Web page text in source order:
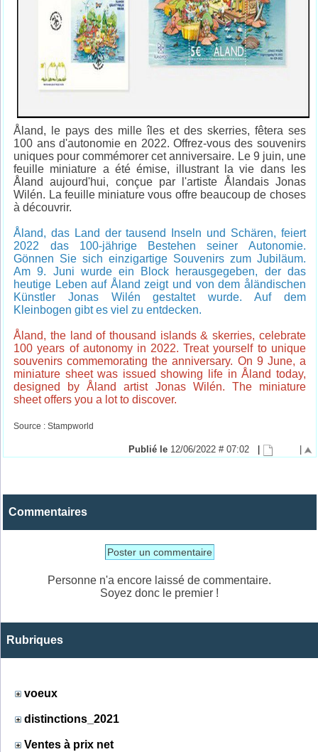
Åland, le pays des mille îles et des skerries, fêtera ses
100 ans d'autonomie en 2022. Offrez-vous des souvenirs
uniques pour commémorer cet anniversaire. Le 9 juin, une
feuille miniature a été émise, illustrant la vie dans les
Åland aujourd'hui, conçue par l'artiste Ålandais Jonas
Wilén. La feuille miniature vous offre beaucoup de choses
à découvrir.
Åland, das Land der tausend Inseln und Schären, feiert
2022 das 100-jährige Bestehen seiner Autonomie.
Gönnen Sie sich einzigartige Souvenirs zum Jubiläum.
Am 9. Juni wurde ein Block herausgegeben, der das
heutige Leben auf Åland zeigt und von dem åländischen
Künstler Jonas Wilén gestaltet wurde. Auf dem
Kleinbogen gibt es viel zu entdecken.
Åland, the land of thousand islands & skerries, celebrate
100 years of autonomy in 2022. Treat yourself to unique
souvenirs commemorating the anniversary. On 9 June, a
miniature sheet was issued showing life in Åland today,
designed by Åland artist Jonas Wilén. The miniature
sheet offers you a lot to discover.
Source : Stampworld
Publié le 12/06/2022 # 07:02
Commentaires
Poster un commentaire
Personne n'a encore laissé de commentaire.
Soyez donc le premier !
Rubriques
voeux
distinctions_2021
Ventes à prix net